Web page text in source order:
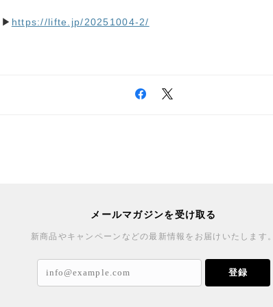
▶ https://lifte.jp/20251004-2/
メールマガジンを受け取る
新商品やキャンペーンなどの最新情報をお届けいたします。
登録